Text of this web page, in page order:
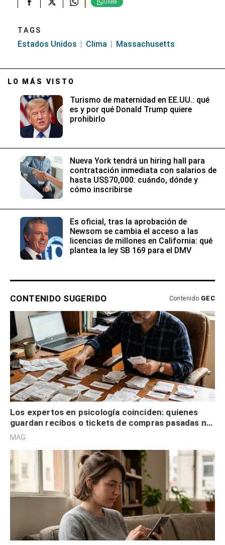
Únete
TAGS
Estados Unidos Clima Massachusetts
LO MÁS VISTO
Turismo de maternidad en EE.UU.: qué
es y por qué Donald Trump quiere
prohibirlo
Nueva York tendrá un hiring hall para
contratación inmediata con salarios de
hasta US$70,000: cuándo, dónde y
cómo inscribirse
Es oficial, tras la aprobación de
Newsom se cambia el acceso a las
licencias de millones en California: qué
plantea la ley SB 169 para el DMV
CONTENIDO SUGERIDO Contenido GEC
Los expertos en psicología coinciden: quienes
guardan recibos o tickets de compras pasadas no
son acumuladores, sino que tienen necesidad de
MAG.